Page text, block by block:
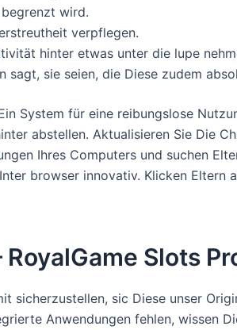
wird.
verpflegen.
hinter etwas unter die lupe
sie seien, die Diese zudem
System für eine reibungslose
abstellen. Aktualisieren Sie Die
Ihres Computers und suchen
browser innovativ. Klicken Eltern
Slots
sicherzustellen, sic Diese unser
Anwendungen fehlen, wissen